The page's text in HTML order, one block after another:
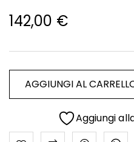
142,00 €
AGGIUNGI AL
Aggiungi